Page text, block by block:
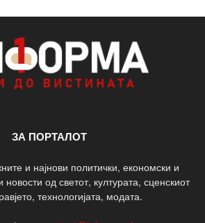
ЗА ПОРТАЛОТ
и најнови политички, економски и
новости од светот, културата, сценскиот
технологијата, модата.